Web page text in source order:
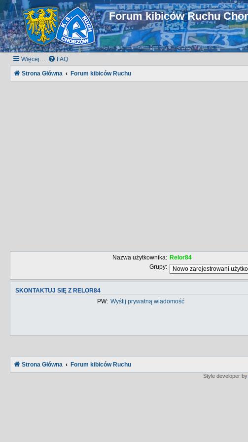
Forum kibiców Ruchu
Więcej… FAQ
Strona Główna Forum kibiców Ruchu
Nazwa użytkownika: Relor84
Grupy:
SKONTAKTUJ SIĘ Z RELOR84
PW: Wyślij prywatną wiadomość
Strona Główna Forum kibiców Ruchu
Style developer by